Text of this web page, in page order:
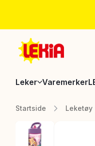
Leker Varemerker
Startside Leketøy